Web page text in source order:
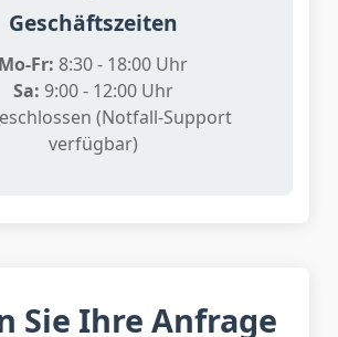
Geschäftszeiten
Mo-Fr: 8:30 - 18:00 Uhr
Sa: 9:00 - 12:00 Uhr
(Notfall-Support
verfügbar)
Sie Ihre Anfrage